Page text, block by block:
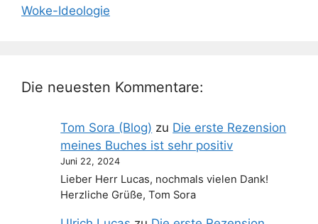
Woke-Ideologie
Die neuesten Kommentare:
Tom Sora (Blog) zu Die erste Rezension
meines Buches ist sehr positiv
Juni 22, 2024
Lieber Herr Lucas, nochmals vielen Dank!
Herzliche Grüße, Tom Sora